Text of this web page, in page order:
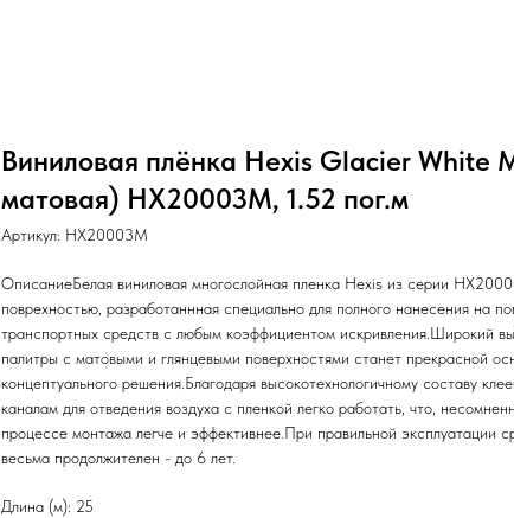
Виниловая плёнка Hexis Glacier White
матовая) HX20003M, 1.52 пог.м
Артикул: HX20003M
ОписаниеБелая виниловая многослойная пленка Hexis из серии
поврехностью, разработаннная специально для полного нанесения на
транспортных средств с любым коэффициентом искривления.Широкий
палитры с матовыми и глянцевыми поверхностями станет прекрасной
концептуального решения.Благодаря высокотехнологичному составу
каналам для отведения воздуха с пленкой легко работать, что,
процессе монтажа легче и эффективнее.При правильной эксплуатации
весьма продолжителен - до 6 лет.
Длина (м): 25